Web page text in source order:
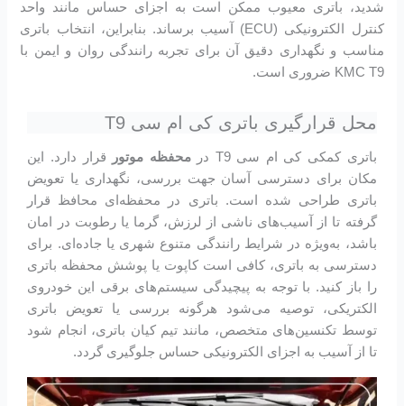
شدید، باتری معیوب ممکن است به اجزای حساس مانند واحد
کنترل الکترونیکی (ECU) آسیب برساند. بنابراین، انتخاب باتری
مناسب و نگهداری دقیق آن برای تجربه رانندگی روان و ایمن با
KMC T9 ضروری است.
محل قرارگیری باتری کی ام سی T9
باتری کمکی کی ام سی T9 در محفظه موتور
قرار دارد. این
مکان برای دسترسی آسان جهت بررسی، نگهداری یا تعویض
باتری طراحی شده است. باتری در محفظه‌ای محافظ قرار
گرفته تا از آسیب‌های ناشی از لرزش، گرما یا رطوبت در امان
باشد، به‌ویژه در شرایط رانندگی متنوع شهری یا جاده‌ای. برای
دسترسی به باتری، کافی است کاپوت یا پوشش محفظه باتری
را باز کنید. با توجه به پیچیدگی سیستم‌های برقی این خودروی
الکتریکی، توصیه می‌شود هرگونه بررسی یا تعویض باتری
توسط تکنسین‌های متخصص، مانند تیم کیان باتری، انجام شود
تا از آسیب به اجزای الکترونیکی حساس جلوگیری گردد.